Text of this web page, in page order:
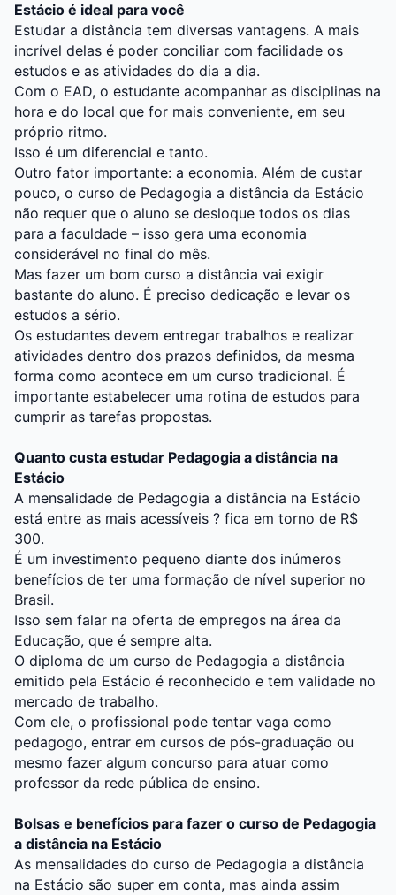
Estácio é ideal para você
Estudar a distância tem diversas vantagens. A mais
incrível delas é poder conciliar com facilidade os
estudos e as atividades do dia a dia.
Com o EAD, o estudante acompanhar as disciplinas na
hora e do local que for mais conveniente, em seu
próprio ritmo.
Isso é um diferencial e tanto.
Outro fator importante: a economia. Além de custar
pouco, o curso de Pedagogia a distância da Estácio
não requer que o aluno se desloque todos os dias
para a faculdade – isso gera uma economia
considerável no final do mês.
Mas fazer um bom curso a distância vai exigir
bastante do aluno. É preciso dedicação e levar os
estudos a sério.
Os estudantes devem entregar trabalhos e realizar
atividades dentro dos prazos definidos, da mesma
forma como acontece em um curso tradicional. É
importante estabelecer uma rotina de estudos para
cumprir as tarefas propostas.
Quanto custa estudar Pedagogia a distância na
Estácio
A mensalidade de Pedagogia a distância na Estácio
está entre as mais acessíveis ? fica em torno de R$
300.
É um investimento pequeno diante dos inúmeros
benefícios de ter uma formação de nível superior no
Brasil.
Isso sem falar na oferta de empregos na área da
Educação, que é sempre alta.
O diploma de um curso de Pedagogia a distância
emitido pela Estácio é reconhecido e tem validade no
mercado de trabalho.
Com ele, o profissional pode tentar vaga como
pedagogo, entrar em cursos de pós-graduação ou
mesmo fazer algum concurso para atuar como
professor da rede pública de ensino.
Bolsas e benefícios para fazer o curso de Pedagogia
a distância na Estácio
As mensalidades do curso de Pedagogia a distância
na Estácio são super em conta, mas ainda assim